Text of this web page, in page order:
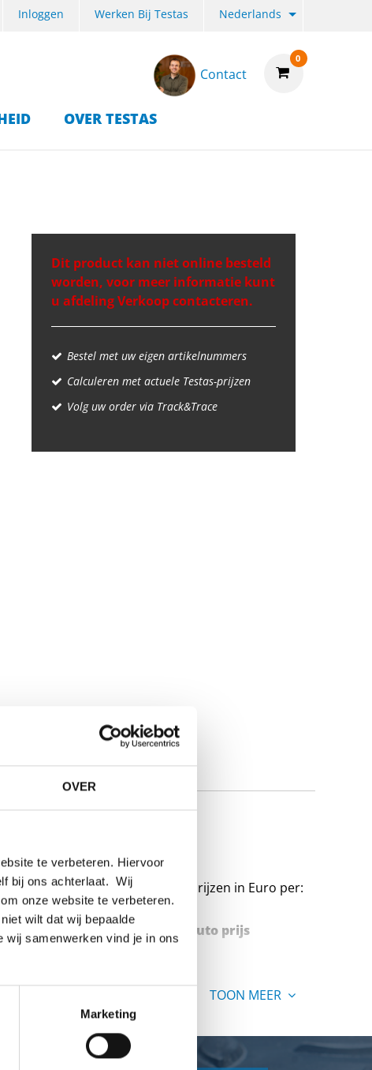
OVER
te verbeteren. Hiervoor
bij ons achterlaat. Wij
onze website te verbeteren.
wilt dat wij bepaalde
wij samenwerken vind je in ons
Marketing
Inloggen Werken Bij Testas Nederlands
0
Contact
OVER TESTAS
Dit product kan niet online besteld
worden, voor meer informatie kunt
u afdeling Verkoop contacteren.
Bestel met uw eigen artikelnummers
Calculeren met actuele Testas-prijzen
Volg uw order via Track&Trace
312
Prijzen in Euro per:
Stuks gewicht in kg Bruto prijs
TOON MEER